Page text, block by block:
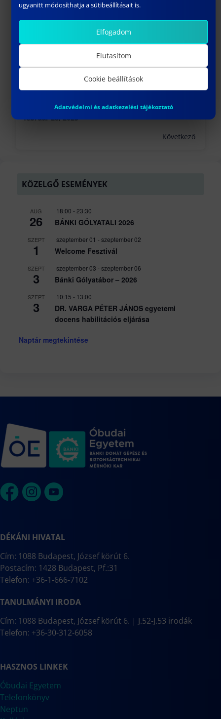
február 28, 2025
Következő
KÖZELGŐ ESEMÉNYEK
AUG
26
18:00 - 23:30
BÁNKI GÓLYATALI 2026
SZEPT
1
szeptember 01 -szeptember 02
Welcome Fesztivál
SZEPT
3
szeptember 03 -szeptember 06
Bánki Gólyatábor – 2026
SZEPT
3
10:15 - 13:00
DR. VARGA PÉTER JÁNOS egyetemi
docens habilitációs eljárása
Naptár megtekintése
DÉKÁNI HIVATAL
Cím: 1088 Budapest, József körút 6.
Postacím: 1428 Budapest, Pf.:31
Telefon: +36-1-666-7102
TANULMÁNYI IRODA
Cím: 1088 Budapest, József körút 6. | J.52-J.53 irodák
Telefon: +36-30-312-6058
HASZNOS LINKEK
Óbudai Egyetem
Telefonkönyv
Neptun
ugyanitt módosíthatja a sütibeállításait is.
Elfogadom
Elutasítom
Cookie beállítások
Adatvédelmi és adatkezelési tájékoztató